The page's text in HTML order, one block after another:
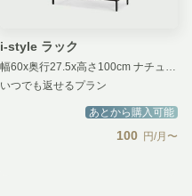
i-style ラック
いつでも返せるプラン
あとから購入可能
100 円/月〜